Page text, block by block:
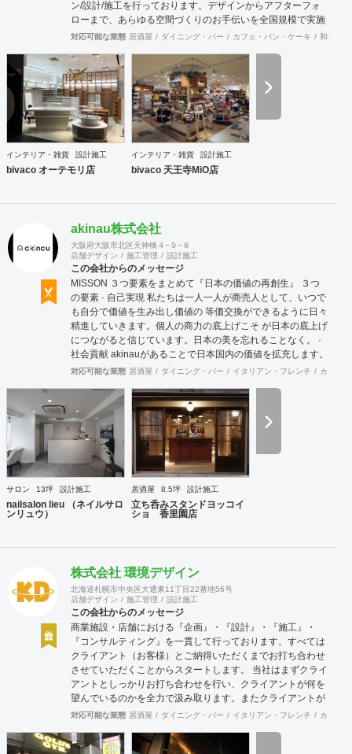
ン/設計/施工を行っております。デザインからアフターフォ
ローまで、あらゆる空間づくりのお手伝いを全国規模で実施
できます。上海にもオフィスがございますので、中国での実
対応可能な業態 居酒屋 ダイニング・バー カフェ・パン・ケーキ 和食・
インテリア・雑貨 設計施工
bivaco オーテモリ店
インテリア・雑貨 設計施工
bivaco 天王寺MiO店
akinau株式会社
大阪府大阪市北区天神橋４−９−８
店舗デザイン
施工管理 設計施工
この会社からのメッセージ
MISSON ３つ要素をまとめて『日本の価値の再創生』 ３つ
の要素 · 自己実現 私たちは一人一人が商売人として、いつで
も自分で価値を生み出し価値の 等価交換ができるように日々
精進していきます。個人の商力の底上げこそ が日本の底上げ
につながると信じています。日本の美を忘れることなく。 ·
社会貢献 akinauがあることで日本国内の価値を拡充します。
そして世界に誇れる 国として日本の価値を輸出し続けていき
求 私たちは現段階ではお金というものが価値の目安として標
準とされる 時代で利益を追求し、まずは自社が幸せになるこ
とを約束します。 並行して売り上げも追求します。理由は自
社だけでなくそれに関係する 全ての会社や人々にも売り上げ
をつくることでお金というものをめぐる ように行動します。
社会にたくされた使命 今の日本は世界的にも元気がない。こ
れは自分本意に人生をまっとうできない人たちが多く存在す
るからであると想像できる。今社会で必要とされる人材、主
体性をもって自身の考えで行動できる。夢を大きく持って
自信をもち後悔しない人生を送るために。まだ気づいていな
いあなたに送る。 何を? 誰しもその人しかもっていない個性
が存在する。その個性を最大にいかした商いをみつけだし生
み出していく。小商いだっていい、個人が幸せであり直接届
けることのできる範囲での人も幸せにできるのだから。 どう
やって? akinauは人生100年100事業を掲げて100年続くよう
な商いを生み出し続けていく。そのヒントは社内だけではな
く関係する全ての人と考えて創り出す。そのために
akinautalkなど会話のなかから発生するおもしろアイデアを
尊重し、実行しつづけていく。 コンセプト ビジョンと顧客
対応可能な業態 居酒屋 ダイニング・バー イタリアン・フレンチ カフェ
サロン 13坪 設計施工
nailsalon lieu （ネイルサロ
ンリュウ）
居酒屋 8.5坪 設計施工
立ち呑みスタンドヨッコイ
ショ 香里園店
株式会社 環境デザイン
北海道札幌市中央区大通東11丁目22番地56号
店舗デザイン
施工管理 設計施工
この会社からのメッセージ
商業施設・店舗における『企画』・『設計』・『施工』・
『コンサルティング』を一貫して行っております。すべては
クライアント（お客様）とご納得いただくまでお打ち合わせ
させていただくことからスタートします。 当社はまずクライ
アントとしっかりお打ち合わせを行い、クライアントが何を
望んでいるのかを全力で汲み取ります。またクライアントが
思い描いていることをどのように表現していいのかお困りの
培ってきた当社ならではのノウハウでご提案いたします。
対応可能な業態 居酒屋 ダイニング・バー イタリアン・フレンチ カフェ